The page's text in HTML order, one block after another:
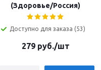
(Здоровье/Россия)
Доступно для заказа (53)
279руб./шт